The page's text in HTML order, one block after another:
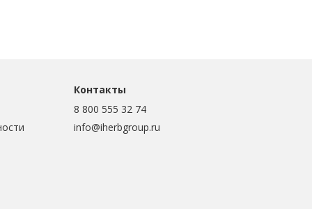
Контакты
8 800 555 32 74
info@iherbgroup.ru